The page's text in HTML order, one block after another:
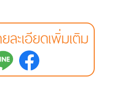
ะเอียดเพิ่มเติม